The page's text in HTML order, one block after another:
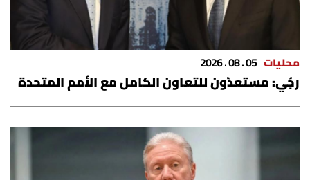
سجالات
صحّة وصحن
الرياضة
منوّعات
محليات 05 . 08 . 2026
رجّي: مستعدّون للتعاون الكامل مع الأمم المتحدة